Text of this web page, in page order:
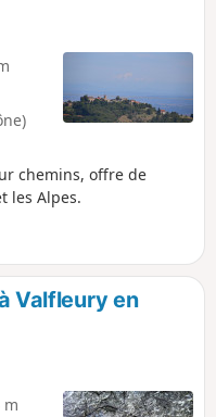
chemins, offre de
les Alpes.
Valfleury en
m